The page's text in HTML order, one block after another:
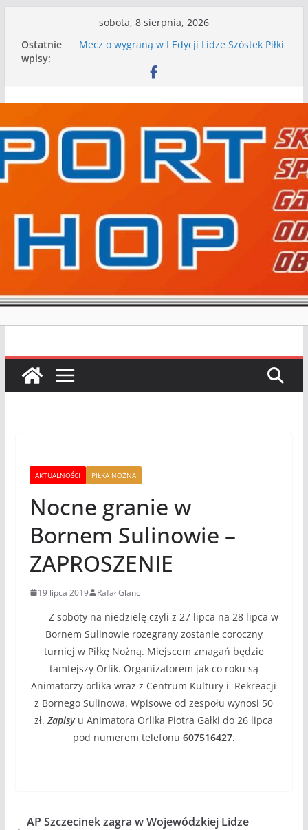
treści
sobota, 8 sierpnia, 2026
Ostatnie
wpisy:
Mecz o wygraną w I Edycji Lidze Szóstek Piłki
Nasze piłkarskie zespoły w toku przygotowań
Kolejne gry kontrolne naszych piłkarskich
WKS wygrywa pierwszą edycję Ligi Szóstek w
Gwdzie Wielkiej
I mamy kolejne gry kontrolne, piłkarskie
granie przed nami
AKTUALNOŚCI PIŁKA NOŻNA
Nocne granie w
Bornem Sulinowie –
ZAPROSZENIE
19 lipca 2019 Rafał Glanc
Z soboty na niedzielę czyli z 27 lipca na 28 lipca w
Bornem Sulinowie rozegrany zostanie coroczny
turniej w Piłkę Nożną. Miejscem zmagań będzie
tamtejszy Orlik. Organizatorem jak co roku są
Animatorzy orlika wraz z Centrum Kultury i Rekreacji
z Bornego Sulinowa. Wpisowe od zespołu wynosi 50
zł.Zapisyu Animatora Orlika Piotra Gałki do 26 lipca
pod numerem telefonu 607516427.
AP Szczecinek zagra w Wojewódzkiej Lidze